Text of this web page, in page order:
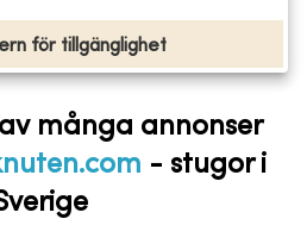
för tillgänglighet
många annonser
- stugor i